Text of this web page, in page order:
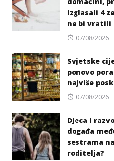
izglasali 4
ne bi vratili
Posted
07/08/2026
Svjetske
ponovo
najviše
Posted
07/08/2026
Djeca i
događa
sestrama
roditelja?